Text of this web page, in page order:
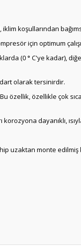
koşullarından
için optimum
(0 ° C'ye
olarak tersinirdir.
özellik, özellikle çok
dayanıklı,
uzaktan monte